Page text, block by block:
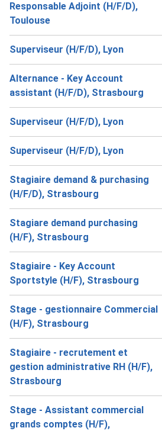
Responsable Adjoint (H/F/D),
Toulouse
Superviseur (H/F/D), Lyon
Alternance - Key Account
assistant (H/F/D), Strasbourg
Superviseur (H/F/D), Lyon
Superviseur (H/F/D), Lyon
Stagiaire demand & purchasing
(H/F/D), Strasbourg
Stagiare demand purchasing
(H/F), Strasbourg
Stagiaire - Key Account
Sportstyle (H/F), Strasbourg
Stage - gestionnaire Commercial
(H/F), Strasbourg
Stagiaire - recrutement et
gestion administrative RH (H/F),
Strasbourg
Stage - Assistant commercial
grands comptes (H/F),